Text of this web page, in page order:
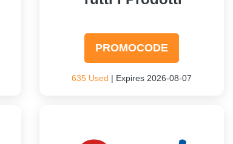
PROMOCODE
635 Used | Expires 2026-08-07